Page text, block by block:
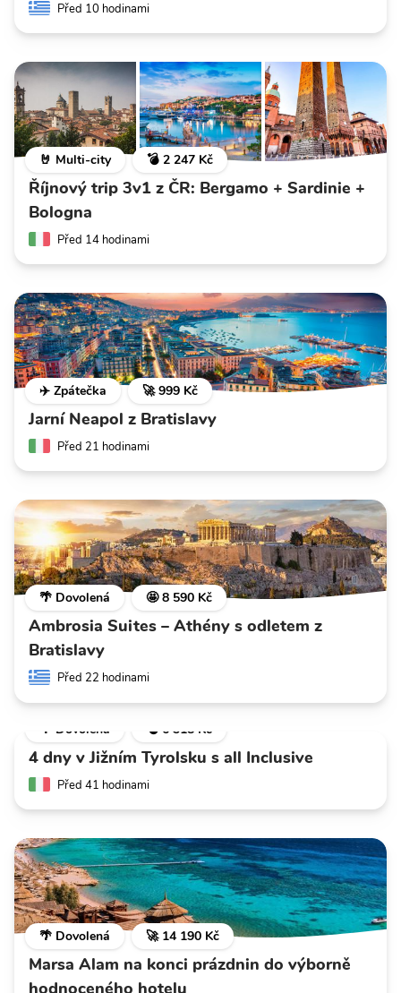
Před 10 hodinami
🤘 Multi-city 💣 2 247 Kč
Říjnový trip 3v1 z ČR: Bergamo + Sardinie +
Bologna
Před 14 hodinami
✈️ Zpátečka 🚀 999 Kč
Jarní Neapol z Bratislavy
Před 21 hodinami
🌴 Dovolená 🤩 8 590 Kč
Ambrosia Suites – Athény s odletem z
Bratislavy
Před 22 hodinami
🌴 Dovolená 💣 6 318 Kč
4 dny v Jižním Tyrolsku s all Inclusive
Před 41 hodinami
🌴 Dovolená 🚀 14 190 Kč
Marsa Alam na konci prázdnin do výborně
hodnoceného hotelu